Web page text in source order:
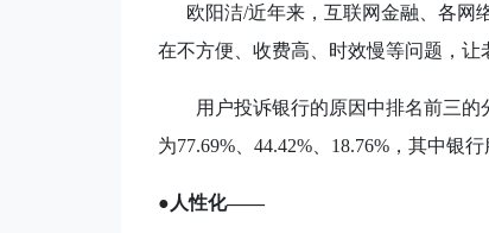
欧阳洁/近年来，互联网金融、各网
在不方便、收费高、时效慢等问题，让
用户投诉银行的原因中排名前三
为77.69% 44.42% 18.76% ，其中银
●人性化——